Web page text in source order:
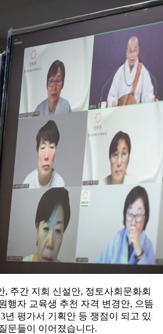
, 주간 지회 신설안, 정토사회문화회
행자 교육생 추천 자격 변경안, 으뜸
년 평가서 기획안 등 쟁점이 되고 있
문들이 이어졌습니다.